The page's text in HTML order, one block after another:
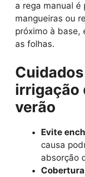
a rega manual
mangueiras ou
próximo à base,
as folhas.
irrigação
verão
Evite
causa
absorção